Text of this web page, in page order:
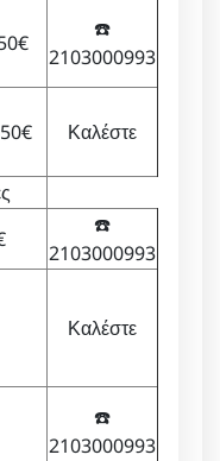
☎️
2103000993
Καλέστε
☎️
2103000993
Καλέστε
☎️
2103000993